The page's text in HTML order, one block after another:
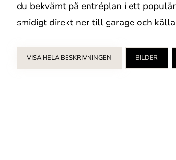
du bekvämt på entréplan i ett
smidigt direkt ner till garage och
VISA HELA BESKRIVNINGEN BILDER